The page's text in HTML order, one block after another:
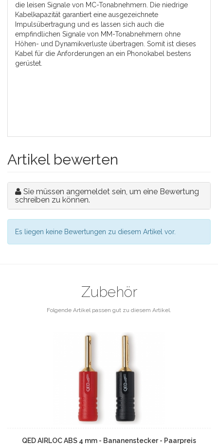
die leisen Signale von MC-Tonabnehmern. Die niedrige
Kabelkapazität garantiert eine ausgezeichnete
Impulsübertragung und es lassen sich auch die
empfindlichen Signale von MM-Tonabnehmern ohne
Höhen- und Dynamikverluste übertragen. Somit ist dieses
Kabel für die Anforderungen an ein Phonokabel bestens
gerüstet.
Artikel bewerten
Sie müssen angemeldet sein, um eine Bewertung
schreiben zu können.
Es liegen keine Bewertungen zu diesem Artikel vor.
Zubehör
Folgende Artikel passen gut zu diesem Artikel.
QED AIRLOC ABS 4 mm - Bananenstecker - Paarpreis